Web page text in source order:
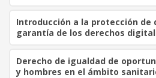
Introducción a la protección de
garantía de los derechos
Derecho de igualdad de
y hombres en el ámbito